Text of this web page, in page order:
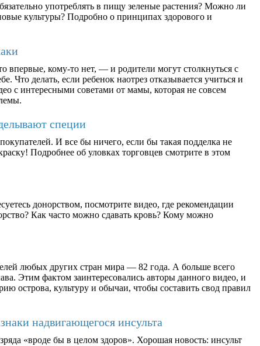
употреблять в пищу зеленые растения? Можно ли
культуры? Подробно о принципах здорового и
впервые, кому-то нет, — и родители могут столкнуться с
Что делать, если ребенок наотрез отказывается учиться и
с интересными советами от мамы, которая не совсем
специи
И все бы ничего, если бы такая подделка не
Подробнее об уловках торговцев смотрите в этом
донорством, посмотрите видео, где рекомендации
Как часто можно сдавать кровь? Кому можно
любых других стран мира — 82 года. А больше всего
Этим фактом заинтересовались авторы данного видео, и
острова, культуру и обычаи, чтобы составить свод правил
надвигающегося инсульта
«вроде бы в целом здоров». Хорошая новость: инсульт